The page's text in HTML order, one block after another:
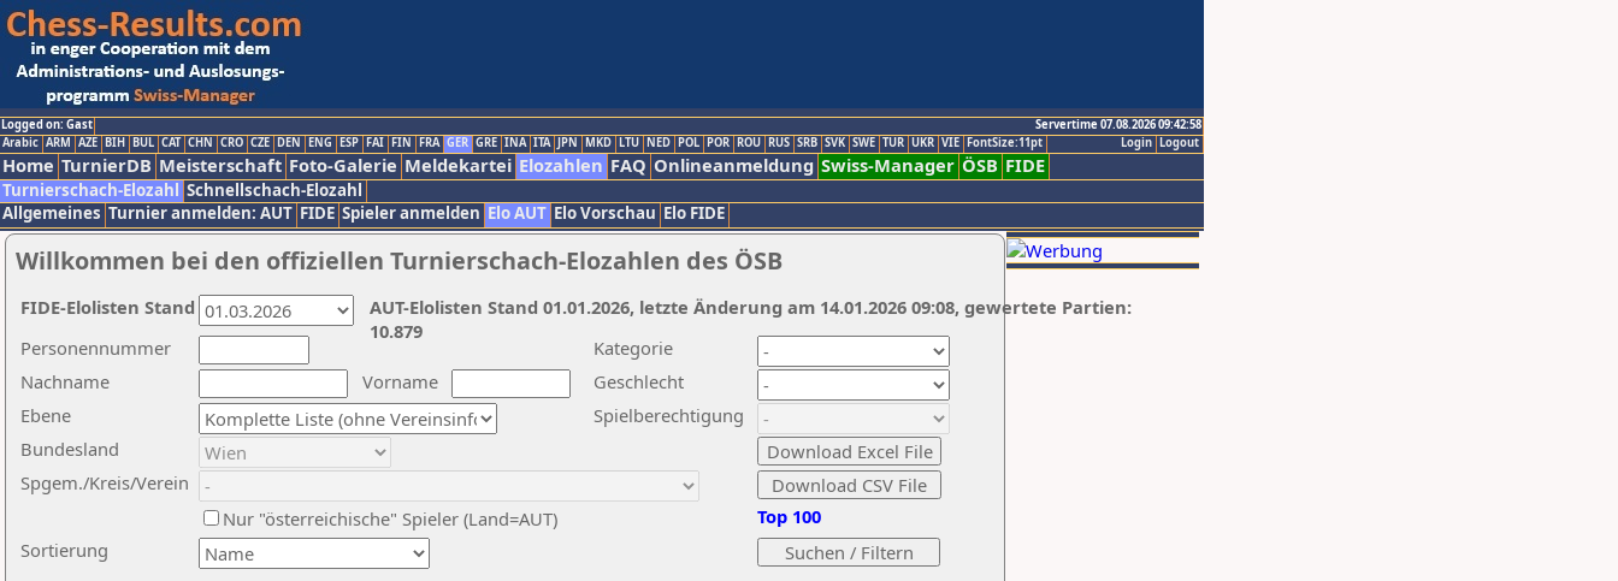
Logged on: Gast
Servertime 07.08.2026 09:42:58
Logout
Login
Arabic ARM AZE BIH BUL CAT CHN CRO CZE DEN ENG ESP FAI FIN FRA GER GRE INA ITA JPN MKD LTU NED POL POR ROU RUS SRB SVK SWE TUR UKR VIE FontSize:11pt
Home TurnierDB Meisterschaft Foto-Galerie Meldekartei Elozahlen FAQ Onlineanmeldung Swiss-Manager ÖSB FIDE
Turnierschach-Elozahl Schnellschach-Elozahl
Allgemeines Turnier anmelden: AUT FIDE Spieler anmelden Elo AUT Elo Vorschau Elo FIDE
Willkommen bei den offiziellen Turnierschach-Elozahlen des ÖSB
Nachname
Vorname
Ebene
Kategorie
Sortierung
Personennummer
Bundesland
Spgem./Kreis/Verein
Geschlecht
Nur "österreichische" Spieler (Land=AUT)
Spielberechtigung
Top 100
AUT-Elolisten Stand 01.01.2026, letzte Änderung am 14.01.2026 09:08, gewertete Partien:
10.879
FIDE-Elolisten Stand